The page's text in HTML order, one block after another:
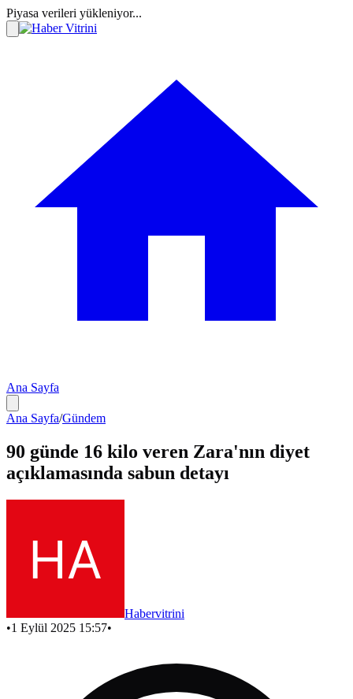
Piyasa verileri yükleniyor...
Ana Sayfa
Ana Sayfa/Gündem
90 günde 16 kilo veren Zara'nın diyet
açıklamasında sabun detayı
Habervitrini
•1 Eylül 2025 15:57•